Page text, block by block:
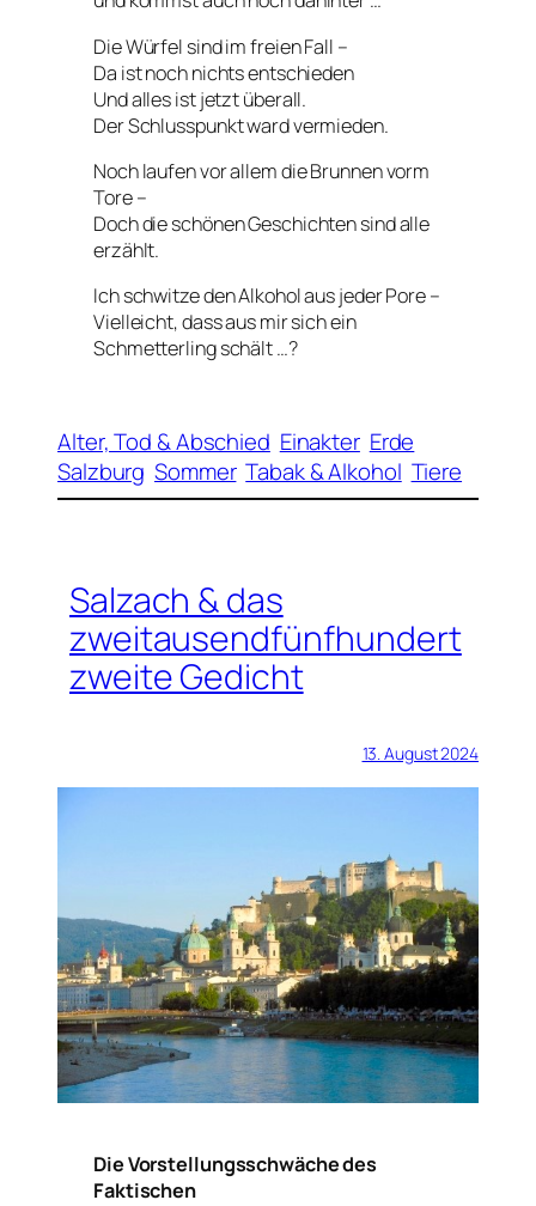
Die Würfel sind im freien Fall –
Da ist noch nichts entschieden
Und alles ist jetzt überall.
Der Schlusspunkt ward vermieden.
Noch laufen vor allem die Brunnen vorm
Tore –
Doch die schönen Geschichten sind alle
erzählt.
Ich schwitze den Alkohol aus jeder Pore –
Vielleicht, dass aus mir sich ein
Schmetterling schält …?
Alter, Tod & Abschied Einakter Erde
Salzburg Sommer Tabak & Alkohol Tiere
Salzach & das
zweitausendfünfhundert
zweite Gedicht
13. August 2024
Die Vorstellungsschwäche des
Faktischen